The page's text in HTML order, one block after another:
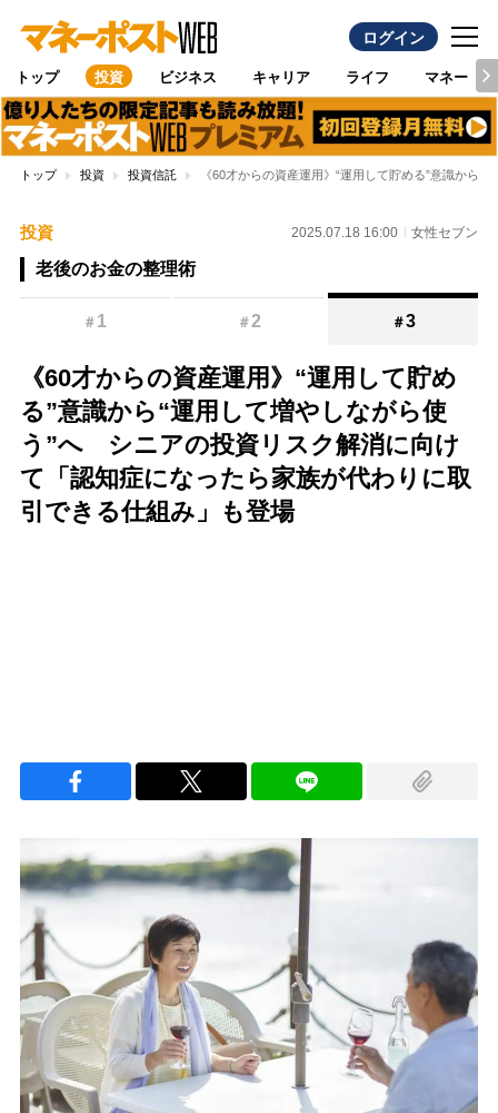
ログイン
トップ 投資 ビジネス キャリア ライフ マネー
トップ 投資 投資信託 《60才からの資産運用》“運用して貯める”意識から
投資 2025.07.18 16:00 女性セブン
老後のお金の整理術
＃ 1 ＃2 ＃3
《60才からの資産運用》“運用して貯め
る”意識から“運用して増やしながら使
う”へ シニアの投資リスク解消に向け
て「認知症になったら家族が代わりに取
引できる仕組み」も登場